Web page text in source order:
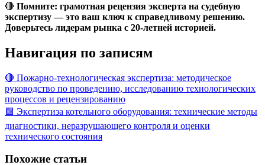
🔴 Помните: грамотная рецензия эксперта на судебную
экспертизу — это ваш ключ к справедливому решению.
Доверьтесь лидерам рынка с 20-летней историей.
Навигация по записям
🔴 Пожарно-технологическая экспертиза: методическое
руководство по проведению, исследованию технологических
процессов и рецензированию
🟩 Экспертиза котельного оборудования: технические методы
диагностики, неразрушающего контроля и оценки
технического состояния
Похожие статьи